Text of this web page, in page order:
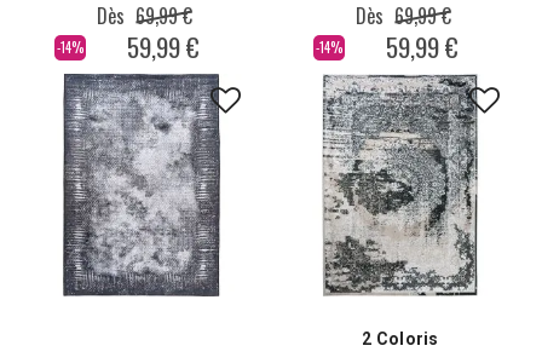
-14%
Dès 69,99 €
59,99 € -14%
Dès 69,99 €
59,99 €
2 Coloris